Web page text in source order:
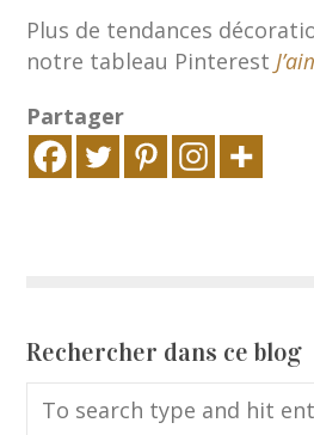
Plus de tendances
notre tableau Pinterest
Partager
Rechercher dans ce blog